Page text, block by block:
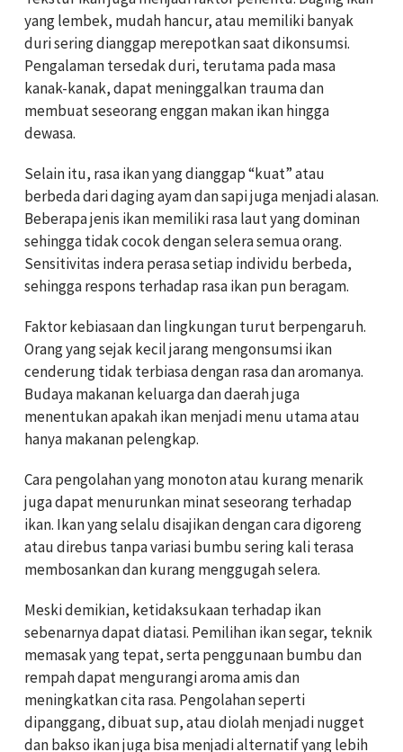
yang lembek, mudah hancur, atau memiliki banyak
duri sering dianggap merepotkan saat dikonsumsi.
Pengalaman tersedak duri, terutama pada masa
kanak-kanak, dapat meninggalkan trauma dan
membuat seseorang enggan makan ikan hingga
dewasa.
Selain itu, rasa ikan yang dianggap “kuat” atau
berbeda dari daging ayam dan sapi juga menjadi alasan.
Beberapa jenis ikan memiliki rasa laut yang dominan
sehingga tidak cocok dengan selera semua orang.
Sensitivitas indera perasa setiap individu berbeda,
sehingga respons terhadap rasa ikan pun beragam.
Faktor kebiasaan dan lingkungan turut berpengaruh.
Orang yang sejak kecil jarang mengonsumsi ikan
cenderung tidak terbiasa dengan rasa dan aromanya.
Budaya makanan keluarga dan daerah juga
menentukan apakah ikan menjadi menu utama atau
hanya makanan pelengkap.
Cara pengolahan yang monoton atau kurang menarik
juga dapat menurunkan minat seseorang terhadap
ikan. Ikan yang selalu disajikan dengan cara digoreng
atau direbus tanpa variasi bumbu sering kali terasa
membosankan dan kurang menggugah selera.
Meski demikian, ketidaksukaan terhadap ikan
sebenarnya dapat diatasi. Pemilihan ikan segar, teknik
memasak yang tepat, serta penggunaan bumbu dan
rempah dapat mengurangi aroma amis dan
meningkatkan cita rasa. Pengolahan seperti
dipanggang, dibuat sup, atau diolah menjadi nugget
dan bakso ikan juga bisa menjadi alternatif yang lebih